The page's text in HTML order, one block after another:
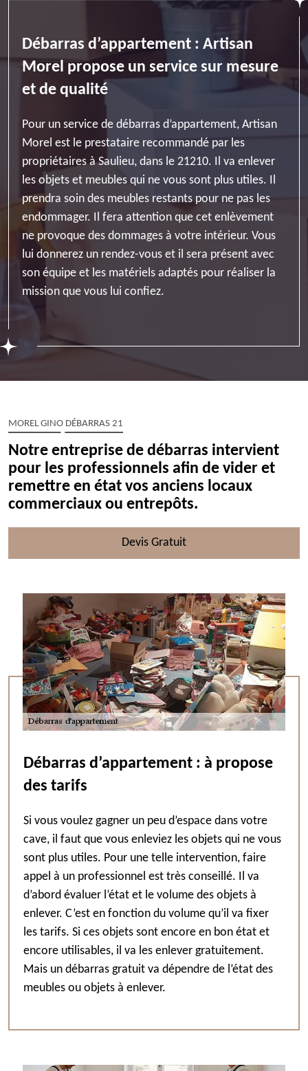
Débarras d’appartement : Artisan
Morel propose un service sur mesure
et de qualité
Pour un service de débarras d’appartement, Artisan
Morel est le prestataire recommandé par les
propriétaires à Saulieu, dans le 21210. Il va enlever
les objets et meubles qui ne vous sont plus utiles. Il
prendra soin des meubles restants pour ne pas les
endommager. Il fera attention que cet enlèvement
ne provoque des dommages à votre intérieur. Vous
lui donnerez un rendez-vous et il sera présent avec
son équipe et les matériels adaptés pour réaliser la
mission que vous lui confiez.
MOREL GINO DÉBARRAS 21
Notre entreprise de débarras intervient
pour les professionnels afin de vider et
remettre en état vos anciens locaux
commerciaux ou entrepôts.
Devis Gratuit
Débarras d’appartement : à propose
des tarifs
Si vous voulez gagner un peu d’espace dans votre
cave, il faut que vous enleviez les objets qui ne vous
sont plus utiles. Pour une telle intervention, faire
appel à un professionnel est très conseillé. Il va
d’abord évaluer l’état et le volume des objets à
enlever. C’est en fonction du volume qu’il va fixer
les tarifs. Si ces objets sont encore en bon état et
encore utilisables, il va les enlever gratuitement.
Mais un débarras gratuit va dépendre de l’état des
meubles ou objets à enlever.